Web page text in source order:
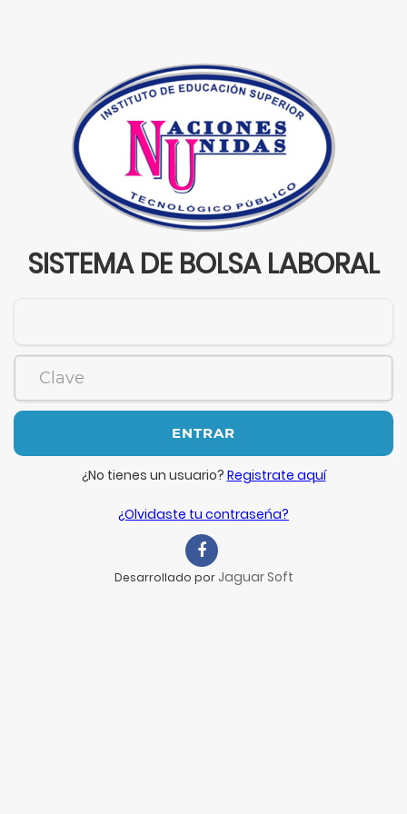
SISTEMA DE BOLSA LABORAL
ENTRAR
¿No tienes un usuario? Registrate aquí
¿Olvidaste tu contraseńa?
Desarrollado porJaguar Soft